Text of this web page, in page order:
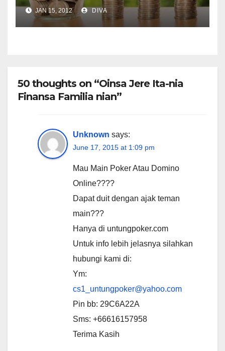
JAN 15, 2012 DIVA
50 thoughts on “Oinsa Jere Ita-nia
Finansa Familia nian”
Unknown says:
June 17, 2015 at 1:09 pm
Mau Main Poker Atau Domino
Online????
Dapat duit dengan ajak teman
main???
Hanya di untungpoker.com
Untuk info lebih jelasnya silahkan
hubungi kami di:
Ym:
cs1_untungpoker@yahoo.com
Pin bb: 29C6A22A
Sms: +66616157958
Terima Kasih